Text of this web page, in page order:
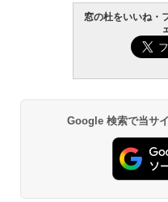
定バ
￥1,300
Roblox
定バ
生成AI
AIイラ
出す
ズ (は
ンチ
￥
ない
窓の杜をいいね・
Google 検索で当サ